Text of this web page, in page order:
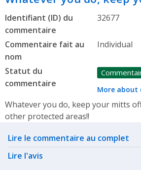
Identifiant (ID) du
commentaire
32677
Commentaire fait au
nom
Individual
Statut du
commentaire
More about
Whatever you do, keep your mitts
other protected areas!!
Related actions
Lire le commentaire au complet
Lire l'avis